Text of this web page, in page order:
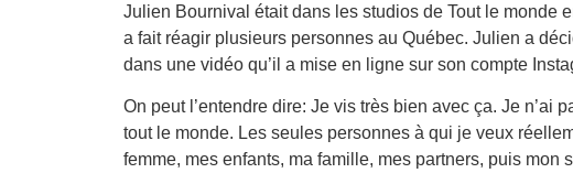
Julien Bournival était dans les studios de Tout le monde
a fait réagir plusieurs personnes au Québec. Julien a
dans une vidéo qu’il a mise en ligne sur son compte
On peut l’entendre dire: Je vis très bien avec ça. Je n’ai
tout le monde. Les seules personnes à qui je veux
femme, mes enfants, ma famille, mes partners, puis mon